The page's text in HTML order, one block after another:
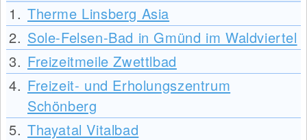
1. Therme Linsberg Asia
2. Sole-Felsen-Bad in Gmünd im Waldviertel
3. Freizeitmeile Zwettlbad
4. Freizeit- und Erholungszentrum
Schönberg
5. Thayatal Vitalbad